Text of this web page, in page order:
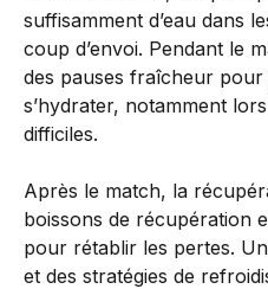
suffisamment d’eau dans
coup d’envoi. Pendant le
des pauses fraîcheur
s’hydrater, notamment
difficiles.
Après le match, la
boissons de récupération
pour rétablir les pertes.
et des stratégies de